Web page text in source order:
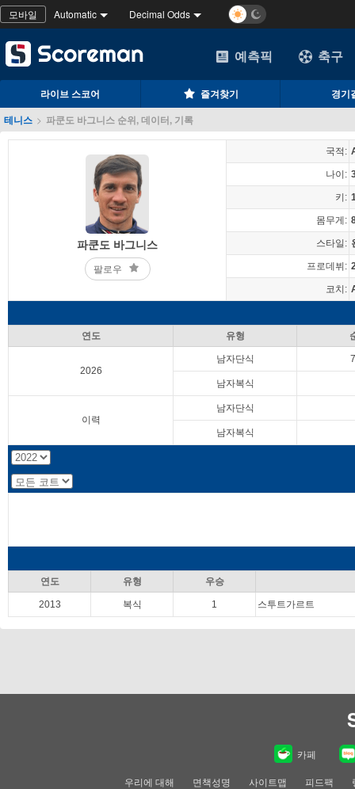
모바일 Automatic Decimal Odds
예측픽 축구
라이브 스코어 즐겨찾기
경기
테니스 > 파쿤도 바그니스 순위, 데이터, 기록
파쿤도 바그니스
팔로우
국적:
나이:
키:
몸무게:
스타일:
프로데뷔:
코치:
연도 유형
2026
남자단식
남자복식
이력
남자단식
남자복식
연도 유형 우승
2013 복식 1 스투트가르트
카페
우리에 대해 면책성명 사이트맵 피드팩